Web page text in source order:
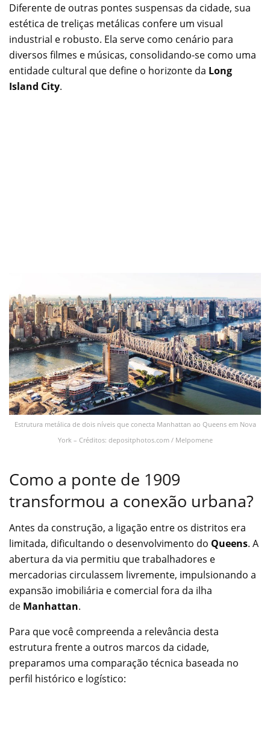
Diferente de outras pontes suspensas da cidade, sua
estética de treliças metálicas confere um visual
industrial e robusto. Ela serve como cenário para
diversos filmes e músicas, consolidando-se como uma
entidade cultural que define o horizonte da Long
Island City.
Estrutura metálica de dois níveis que conecta Manhattan ao Queens em Nova
York – Créditos: depositphotos.com / Melpomene
Como a ponte de 1909
transformou a conexão urbana?
Antes da construção, a ligação entre os distritos era
limitada, dificultando o desenvolvimento do Queens. A
abertura da via permitiu que trabalhadores e
mercadorias circulassem livremente, impulsionando a
expansão imobiliária e comercial fora da ilha
de Manhattan.
Para que você compreenda a relevância desta
estrutura frente a outros marcos da cidade,
preparamos uma comparação técnica baseada no
perfil histórico e logístico: